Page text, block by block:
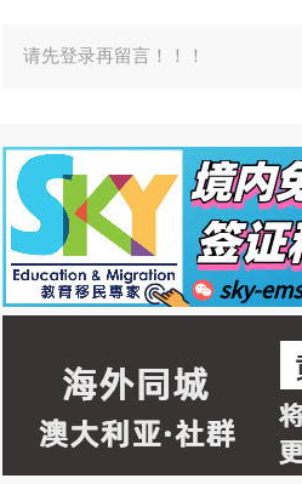
请先登录再留言！！！